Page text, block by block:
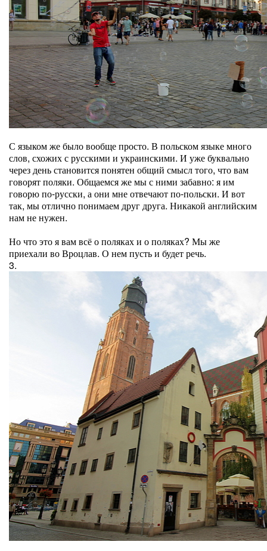
С языком же было вообще просто. В польском языке много
слов, схожих с русскими и украинскими. И уже буквально
через день становится понятен общий смысл того, что вам
говорят поляки. Общаемся же мы с ними забавно: я им
говорю по-русски, а они мне отвечают по-польски. И вот
так, мы отлично понимаем друг друга. Никакой английским
нам не нужен.
Но что это я вам всё о поляках и о поляках? Мы же
приехали во Вроцлав. О нем пусть и будет речь.
3.